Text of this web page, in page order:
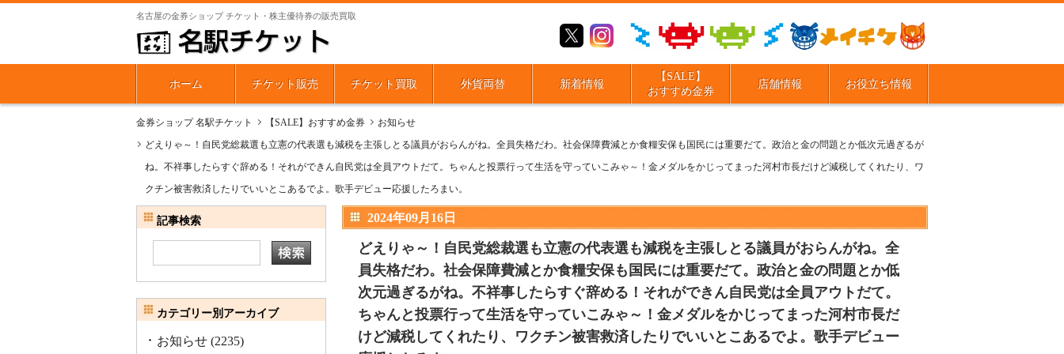
名古屋の金券ショップ チケット・株主優待券の販売買取
ホーム チケット販売 チケット買取 外貨両替 新着情報
【SALE】
おすすめ金券
店舗情報 お役立ち情報
金券ショップ 名駅チケット 【SALE】おすすめ金券
お知らせ
どえりゃ～！自民党総裁選も立憲の代表選も減税を主張しとる議員がおらんがね。全員失格だわ。社会保障費減とか食糧安保も国民には重要だて。政治と金の問題とか低次元過ぎるが
ね。不祥事したらすぐ辞める！それができん自民党は全員アウトだて。ちゃんと投票行って生活を守っていこみゃ～！金メダルをかじってまった河村市長だけど減税してくれたり、ワ
クチン被害救済したりでいいとこあるでよ。歌手デビュー応援したろまい。
2024年09月16日
どえりゃ～！自民党総裁選も立憲の代表選も減税を主張しとる議員がおらんがね。全
員失格だわ。社会保障費減とか食糧安保も国民には重要だて。政治と金の問題とか低
次元過ぎるがね。不祥事したらすぐ辞める！それができん自民党は全員アウトだて。
ちゃんと投票行って生活を守っていこみゃ～！金メダルをかじってまった河村市長だ
けど減税してくれたり、ワクチン被害救済したりでいいとこあるでよ。歌手デビュー
記事検索
カテゴリー別アーカイブ
お知らせ (2235)